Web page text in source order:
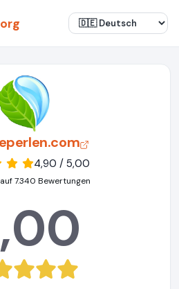
4,90 / 5,00
7.340 Bewertungen